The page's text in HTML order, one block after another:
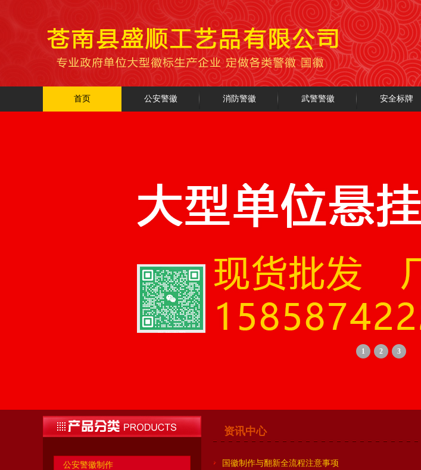
首页 公安警徽 消防警徽 武警警徽 安全标牌
1 2 3
公安警徽制作
资讯中心
国徽制作与翻新全流程注意事项